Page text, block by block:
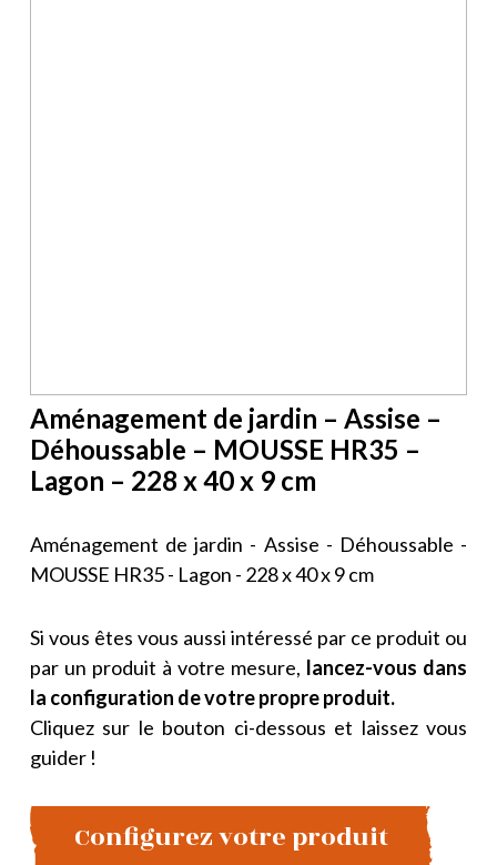
Aménagement de jardin – Assise –
Déhoussable – MOUSSE HR35 –
Lagon – 228 x 40 x 9 cm
Aménagement de jardin - Assise - Déhoussable -
MOUSSE HR35 - Lagon - 228 x 40 x 9 cm
Si vous êtes vous aussi intéressé par ce produit ou
par un produit à votre mesure, lancez-vous dans
la configuration de votre propre produit.
Cliquez sur le bouton ci-dessous et laissez vous
guider !
Configurez votre produit